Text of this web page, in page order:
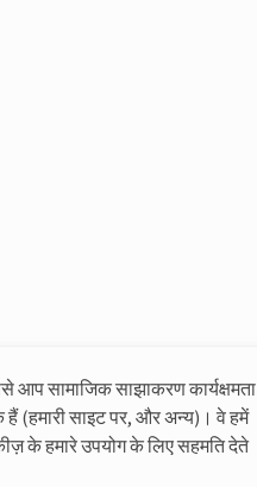
सामाजिक साझाकरण कार्यक्षमता
(हमारी साइट पर, और अन्य)। वे हमें
के हमारे उपयोग के लिए सहमति देते